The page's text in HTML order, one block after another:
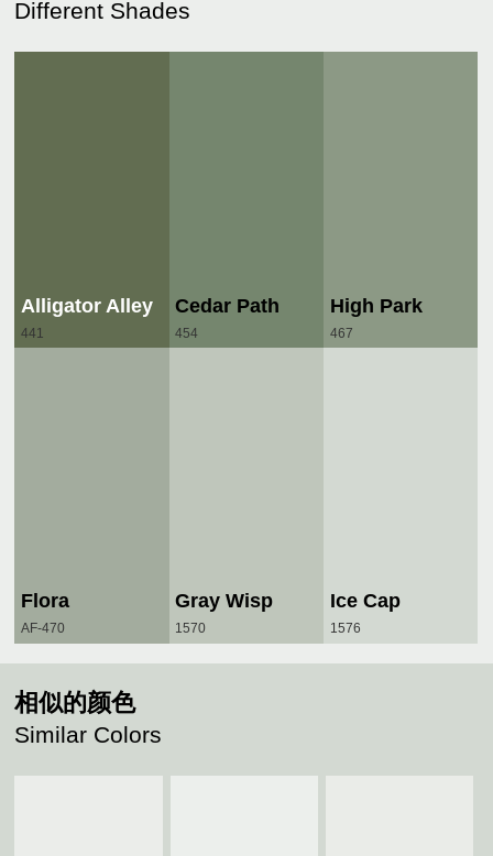
Different Shades
Alligator Alley
441
Cedar Path
454
High Park
467
Flora
AF-470
Gray Wisp
1570
Ice Cap
1576
相似的颜色
Similar Colors